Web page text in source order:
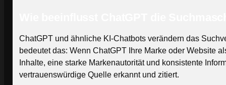
ChatGPT und ähnliche KI-Chatbots verändern das
bedeutet das: Wenn ChatGPT Ihre Marke oder Website
Inhalte, eine starke Markenautorität und konsistente
vertrauenswürdige Quelle erkannt und zitiert.